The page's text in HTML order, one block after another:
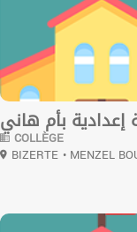
بأم هاني
COLLÈGE
BIZERTE • MENZEL